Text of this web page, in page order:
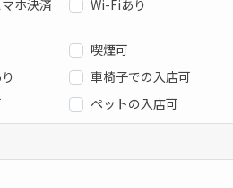
ホ決済
Wi-Fiあり
喫煙可
車椅子での入店可
ペットの入店可